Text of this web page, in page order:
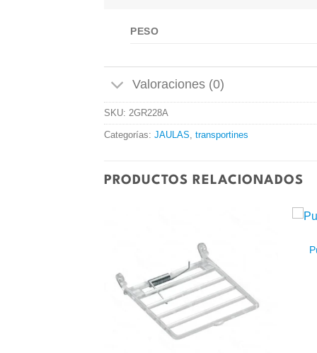
PESO
Valoraciones (0)
SKU: 2GR228A
Categorías: JAULAS transportines
PRODUCTOS RELACIONADOS
lista de
deseos